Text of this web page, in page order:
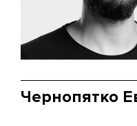
Чернопятко